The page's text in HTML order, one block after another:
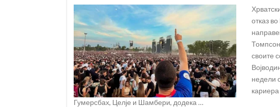
отказ
своите
недели
Гумерсбах, Целје и Шамбери, додека …